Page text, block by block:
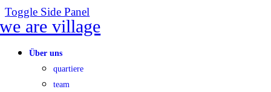
Toggle Side Panel
Über uns
quartiere
team